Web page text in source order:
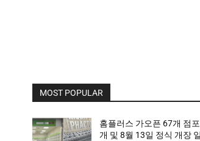
MOST POPULAR
홈플러스 가오픈 67개 점
개 및 8월 13일 정식 개장